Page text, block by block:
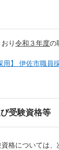
おり令和３年度の
用】 伊佐市職員
受験資格等
については、